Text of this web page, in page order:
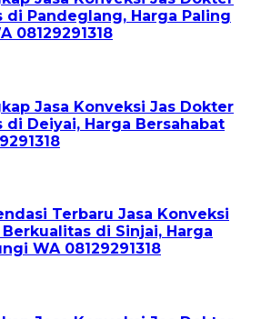
di Pandeglang, Harga Paling
08129291318
Jasa Konveksi Jas Dokter
di Deiyai, Harga Bersahabat
Terbaru Jasa Konveksi
di Sinjai, Harga
WA 08129291318